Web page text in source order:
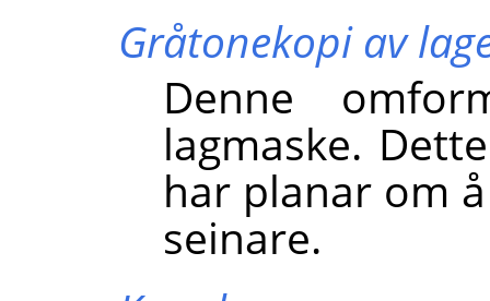
Gråtonekopi av
Denne
lagmaske.
har planar om
seinare.